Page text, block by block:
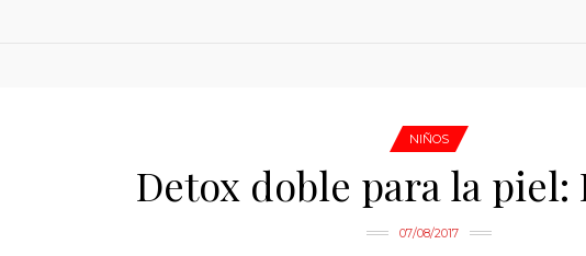
NIÑOS
Detox doble para la piel:
07/08/2017